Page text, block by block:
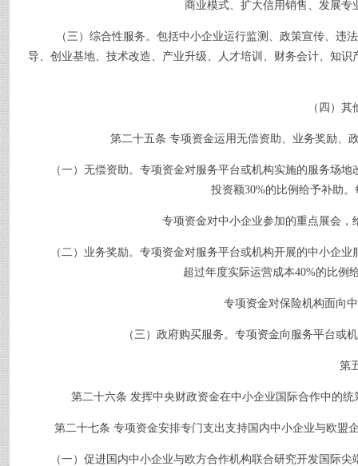
商业模式、扩大信用销售、发展
（三）综合性服务。包括中小企业运行监测、政策宣传、违
导、创业基地、技术改造、产业升级、人才培训、财务会计、知
（四）其他
第二十五条 专项资金运用无偿资助、业务奖励、
（一）无偿资助。专项资金对服务平台或机构实施的服务场地
投资额30%的比例给予补助
专项资金对中小企业参加的重点展会，
（二）业务奖励。专项资金对服务平台或机构开展的中小企业
超过年度实际运营成本40%的比例
专项资金对保险机构面向中
（三）政府购买服务。专项资金向服务平台或机
第
第二十六条 发挥中央财政资金在中小企业国际合作中的
第二十七条 专项资金安排专门支出支持国内中小企业与欧盟
（一）促进国内中小企业与欧方合作机构联合研究开发国际尖